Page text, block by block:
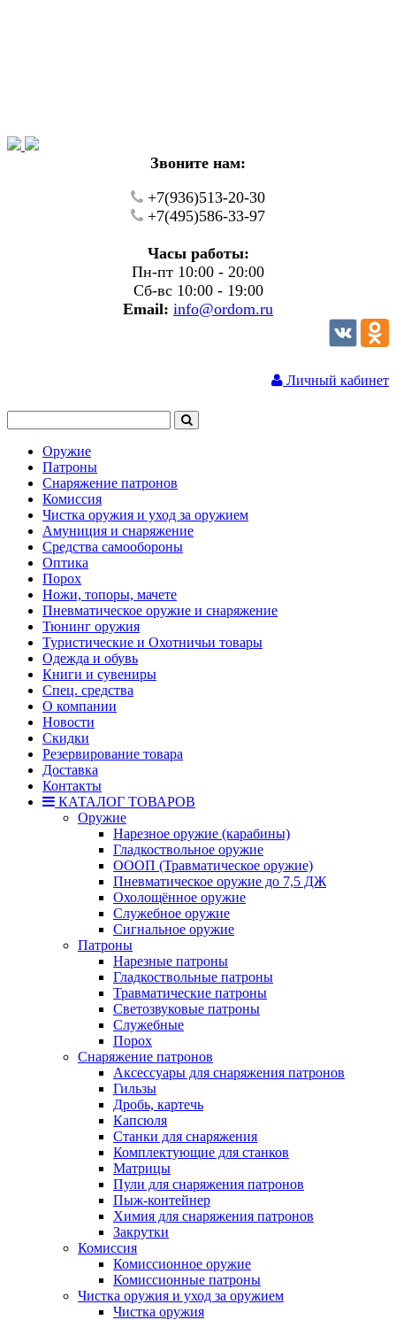
Звоните нам:
+7(936)513-20-30
+7(495)586-33-97
Часы работы:
Пн-пт 10:00 - 20:00
Сб-вс 10:00 - 19:00
Email: info@ordom.ru
Личный кабинет
Оружие
Патроны
Снаряжение патронов
Комиссия
Чистка оружия и уход за оружием
Амуниция и снаряжение
Средства самообороны
Оптика
Порох
Ножи, топоры, мачете
Пневматическое оружие и снаряжение
Тюнинг оружия
Туристические и Охотничьи товары
Одежда и обувь
Книги и сувениры
Спец. средства
О компании
Новости
Скидки
Резервирование товара
Доставка
Контакты
КАТАЛОГ ТОВАРОВ
Оружие
Нарезное оружие (карабины)
Гладкоствольное оружие
ОООП (Травматическое оружие)
Пневматическое оружие до 7,5 ДЖ
Охолощённое оружие
Служебное оружие
Сигнальное оружие
Патроны
Нарезные патроны
Гладкоствольные патроны
Травматические патроны
Светозвуковые патроны
Служебные
Порох
Снаряжение патронов
Аксессуары для снаряжения патронов
Гильзы
Дробь, картечь
Капсюля
Станки для снаряжения
Комплектующие для станков
Матрицы
Пули для снаряжения патронов
Пыж-контейнер
Химия для снаряжения патронов
Закрутки
Комиссия
Комиссионное оружие
Комиссионные патроны
Чистка оружия и уход за оружием
Чистка оружия